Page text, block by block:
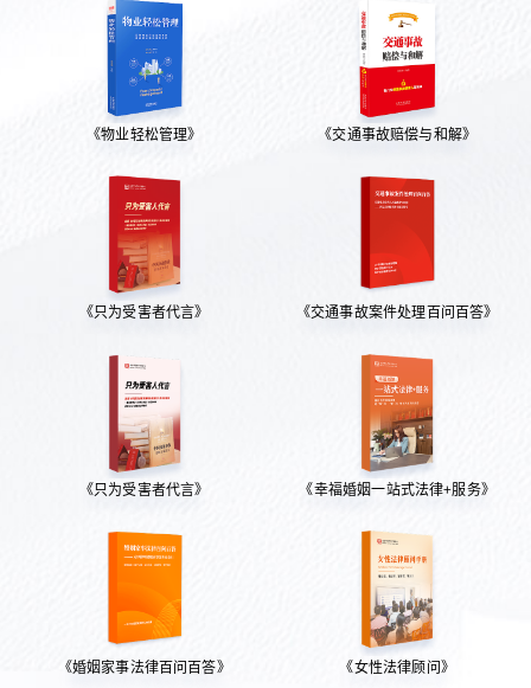
《物业轻松管理》 《交通事故赔偿与和解》
《只为受害者代言》 《交通事故案件处理百问百答》
《只为受害者代言》 《幸福婚姻一站式法律+服务》
《婚姻家事法律百问百答》 《女性法律顾问》